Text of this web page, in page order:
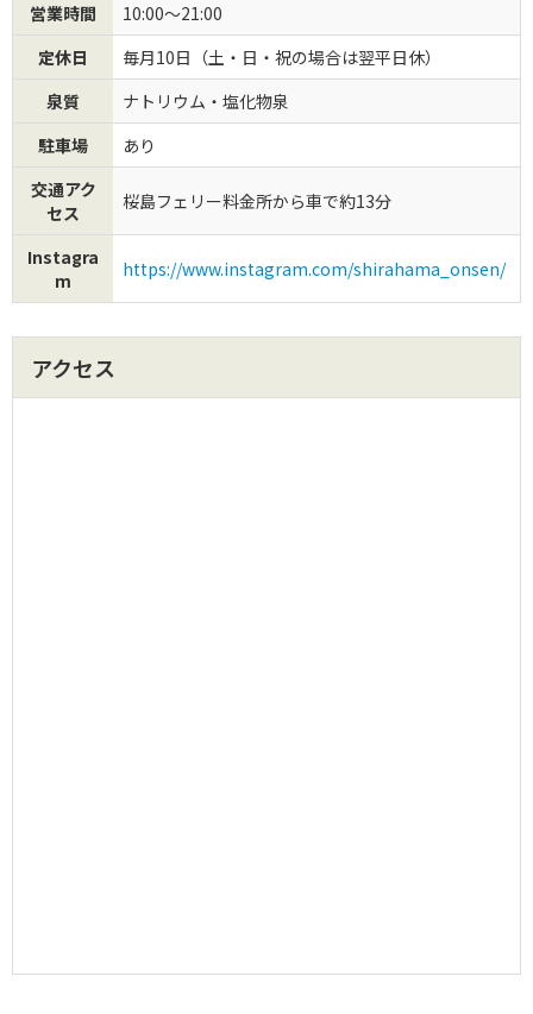
営業時間
10:00～21:00
定休日
毎月10日（土・日・祝の場合は翌平日休）
泉質
ナトリウム・塩化物泉
駐車場
あり
交通アク
セス
桜島フェリー料金所から車で約13分
Instagra
m
https://www.instagram.com/shirahama_onsen/
アクセス